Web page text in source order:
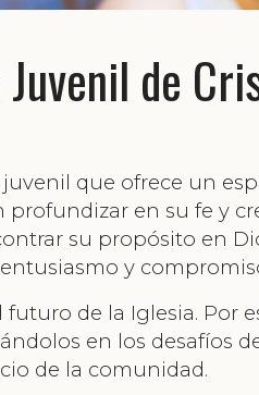
de
que ofrece un
en su fe y
su propósito en
y
de la Iglesia. Por
en los desafíos
de la comunidad.